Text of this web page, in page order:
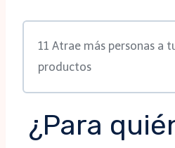
11 Atrae más personas a
productos
¿Para